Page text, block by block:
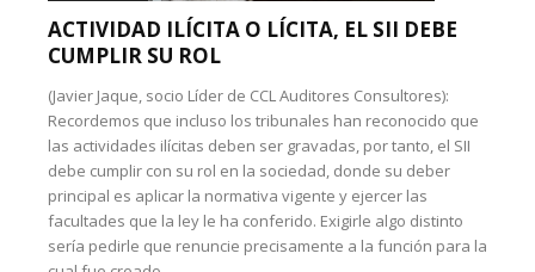
ACTIVIDAD ILÍCITA O LÍCITA, EL SII DEBE
CUMPLIR SU ROL
(Javier Jaque, socio Líder de CCL Auditores Consultores):
Recordemos que incluso los tribunales han reconocido que
las actividades ilícitas deben ser gravadas, por tanto, el SII
debe cumplir con su rol en la sociedad, donde su deber
principal es aplicar la normativa vigente y ejercer las
facultades que la ley le ha conferido. Exigirle algo distinto
sería pedirle que renuncie precisamente a la función para la